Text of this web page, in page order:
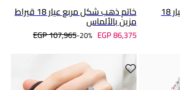
خاتم إتيرنتي ذهب رفيع عيار 18 خاتم ذهب شكل مربع عيار 18 قيراط
مزين بالألماس
EGP 107,965 20%- EGP 86,375